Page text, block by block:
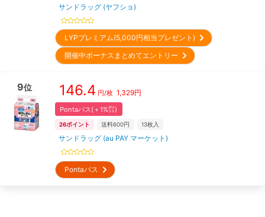
サンドラッグ (ヤフショ)
LYPプレミアム(5,000円相当プレゼント)
開催中ボーナスまとめてエントリー
9位 146.4 円/枚 1,329円
Pontaパス(＋1%㌽)
26ポイント 送料600円 13枚入
サンドラッグ (au PAY マーケット)
Pontaパス